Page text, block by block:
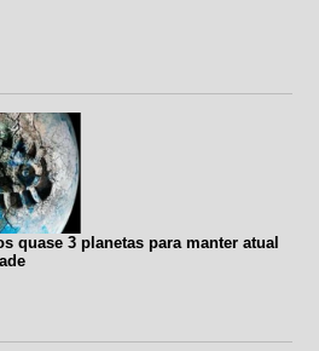
quase 3 planetas para manter atual